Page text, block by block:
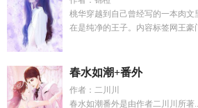
桃华穿越到自己曾经写的一本肉
在是纯净的王子。内容标签网王豪
春水如潮+番外
作者：二川川
春水如潮番外是由作者二川川所著